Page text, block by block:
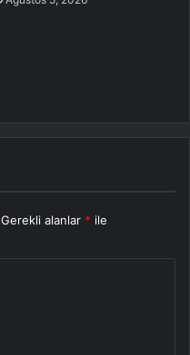
Gerekli alanlar * ile